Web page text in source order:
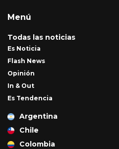
Menú
Todas las noticias
Es Noticia
Flash News
Opinión
In & Out
Es Tendencia
Argentina
Chile
Colombia